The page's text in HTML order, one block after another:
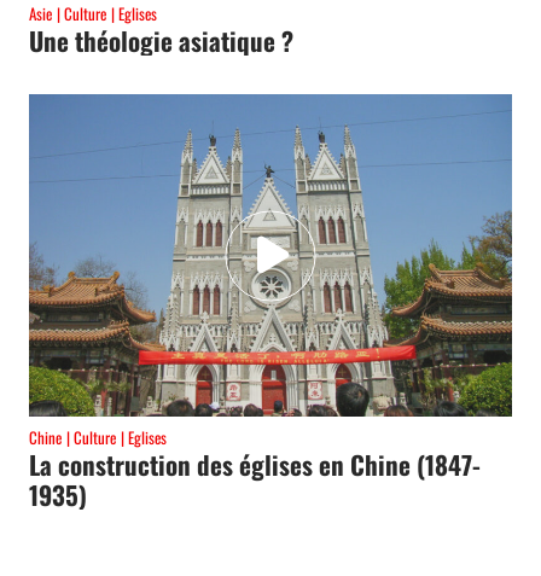
Asie Culture Eglises
Une théologie asiatique ?
Chine Culture Eglises
La construction des églises en Chine (1847-
1935)